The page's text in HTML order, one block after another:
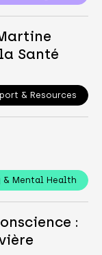
Santé
& Resources
& Mental Health
: